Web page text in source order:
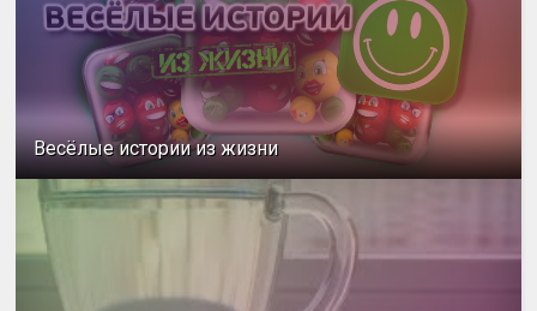
Весёлые истории из жизни